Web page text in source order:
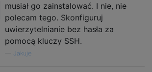
musiał go zainstalować. I nie, nie
polecam tego. Skonfiguruj
uwierzytelnianie bez hasła za
pomocą kluczy SSH.
Jakuje